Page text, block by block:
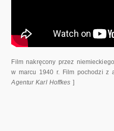
Film nakręcony przez
w marcu 1940 r. Film pochodzi z
Agentur Karl Hoffkes ]